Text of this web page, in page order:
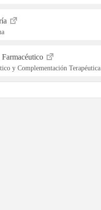
y Complementación Terapéutica